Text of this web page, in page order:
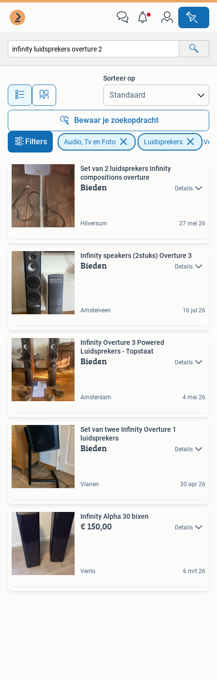
Alle afstanden…
Sorteer op
Bewaar je zoekopdracht
Filters Audio, Tv en Foto Luidsprekers
Set van 2 luidsprekers Infinity
compositions overture
Bieden Details
Hilversum 27 mei 26
Infinity speakers (2stuks) Overture 3
Bieden Details
Amstelveen 10 jul 26
Infinity Overture 3 Powered
Luidsprekers - Topstaat
Bieden Details
Amsterdam 4 mei 26
Set van twee Infinity Overture 1
luidsprekers
Bieden Details
Vianen 30 apr 26
Infinity Alpha 30 bixen
€ 150,00 Details
Venlo 6 mrt 26